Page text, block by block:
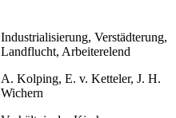
Industrialisierung, Verstädterung,
Landflucht, Arbeiterelend
A. Kolping, E. v. Ketteler, J. H.
Wichern